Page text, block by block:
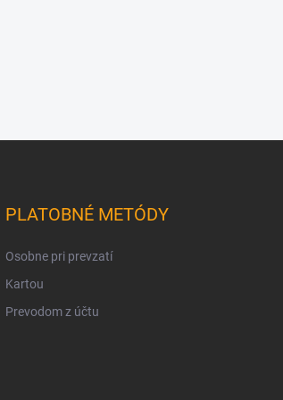
PLATOBNÉ METÓDY
Osobne pri prevzatí
Kartou
Prevodom z účtu